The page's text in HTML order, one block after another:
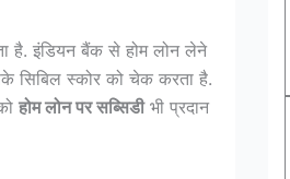
है. इंडियन बैंक से होम लोन लेने
सिबिल स्कोर को चेक करता है.
होम लोन पर सब्सिडीभी प्रदान